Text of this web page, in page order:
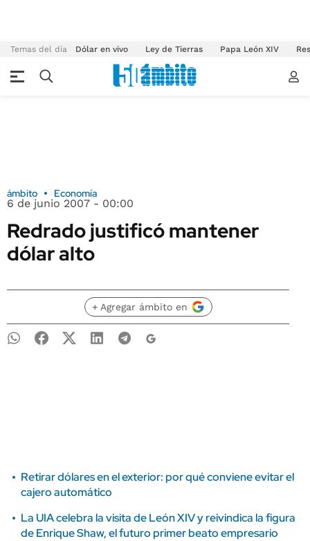
Temas del día Dólar en vivo Ley de Tierras Papa León XIV
ámbito Economía
6 de junio 2007 - 00:00
Redrado justificó mantener
dólar alto
+ Agregar ámbito en
Retirar dólares en el exterior: por qué conviene evitar el
cajero automático
La UIA celebra la visita de León XIV y reivindica la figura
de Enrique Shaw, el futuro primer beato empresario